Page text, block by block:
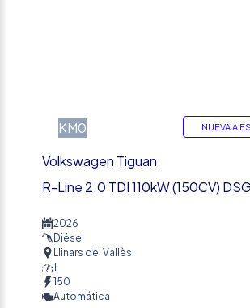
KM0 NUEVA A
Volkswagen Tiguan
R-Line 2.0 TDI 110kW (150CV) DSG
2026
Diésel
Llinars del Vallès
1
150
Automática